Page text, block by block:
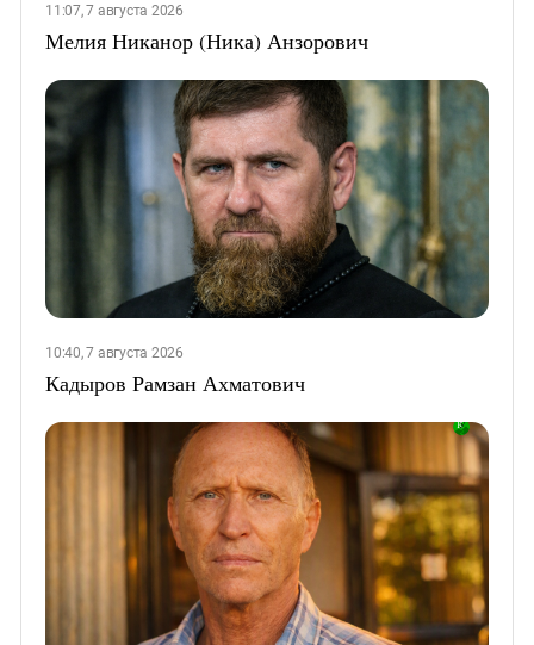
11:07, 7 августа 2026
Мелия Никанор (Ника) Анзорович
10:40, 7 августа 2026
Кадыров Рамзан Ахматович